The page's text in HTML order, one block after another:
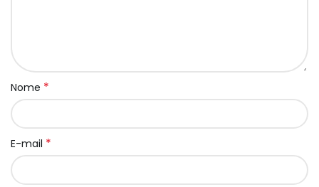
Nome *
E-mail *